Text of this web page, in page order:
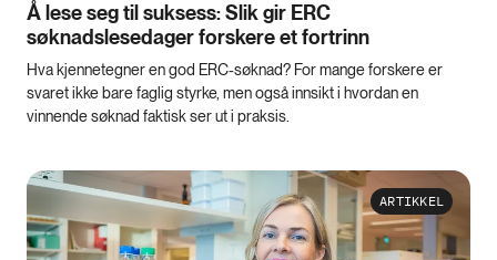
Å lese seg til suksess: Slik gir ERC
søknadslesedager forskere et fortrinn
Hva kjennetegner en god ERC-søknad? For mange forskere er
svaret ikke bare faglig styrke, men også innsikt i hvordan en
vinnende søknad faktisk ser ut i praksis.
ARTIKKEL